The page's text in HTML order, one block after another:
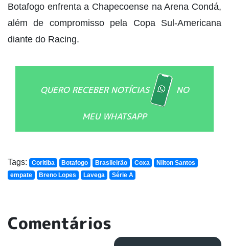
Botafogo enfrenta a Chapecoense na Arena Condá,
além de compromisso pela Copa Sul-Americana
diante do Racing.
QUERO RECEBER NOTÍCIAS NO
MEU WHATSAPP
Tags: Coritiba Botafogo Brasileirão Coxa
Nilton Santos
empate
Breno Lopes Lavega Série A
Comentários